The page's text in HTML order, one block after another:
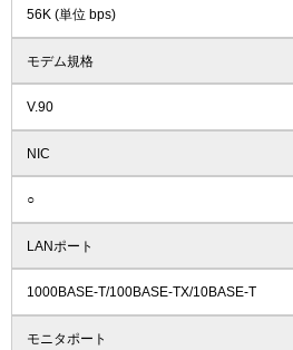
56K (単位 bps)
モデム規格
V.90
NIC
○
LANポート
1000BASE-T/100BASE-TX/10BASE-T
モニタポート